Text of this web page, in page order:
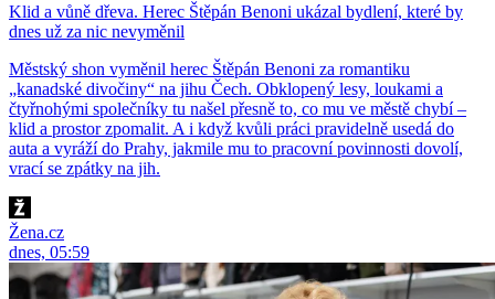
Klid a vůně dřeva. Herec Štěpán Benoni ukázal bydlení, které by
dnes už za nic nevyměnil
Městský shon vyměnil herec Štěpán Benoni za romantiku
„kanadské divočiny“ na jihu Čech. Obklopený lesy, loukami a
čtyřnohými společníky tu našel přesně to, co mu ve městě chybí –
klid a prostor zpomalit. A i když kvůli práci pravidelně usedá do
auta a vyráží do Prahy, jakmile mu to pracovní povinnosti dovolí,
vrací se zpátky na jih.
Žena.cz
dnes, 05:59